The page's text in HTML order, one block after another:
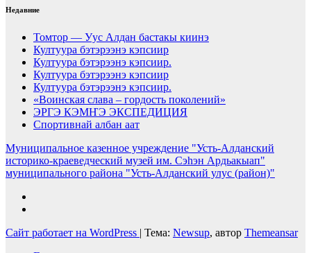
Недавние
Томтор — Уус Алдан бастакы киинэ
Култуура бэтэрээнэ кэпсиир
Култуура бэтэрээнэ кэпсиир.
Култуура бэтэрээнэ кэпсиир
Култуура бэтэрээнэ кэпсиир.
«Воинская слава – гордость поколений»
ЭРГЭ КЭМҤЭ ЭКСПЕДИЦИЯ
Спортивнай албан аат
Муниципальное казенное учреждение "Усть-Алданский
историко-краеведческий музей им. Сэһэн Ардьакыап"
муниципального района "Усть-Алданский улус (район)"
Сайт работает на WordPress | Тема: Newsup, автор Themeansar